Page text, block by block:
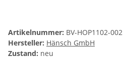
Artikelnummer: BV-HOP1102-002
Hersteller: Hänsch GmbH
Zustand: neu